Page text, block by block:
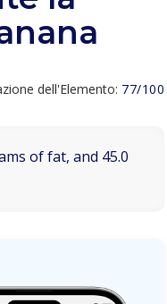
dell'Elemento: 77/100
of fat, and 45.0